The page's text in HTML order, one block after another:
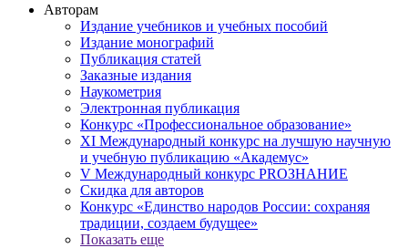
Авторам
Издание учебников и учебных пособий
Издание монографий
Публикация статей
Заказные издания
Наукометрия
Электронная публикация
Конкурс «Профессиональное образование»
XI Международный конкурс на лучшую научную
и учебную публикацию «Академус»
V Международный конкурс PROЗНАНИЕ
Скидка для авторов
Конкурс «Единство народов России: сохраняя
традиции, создаем будущее»
Показать еще